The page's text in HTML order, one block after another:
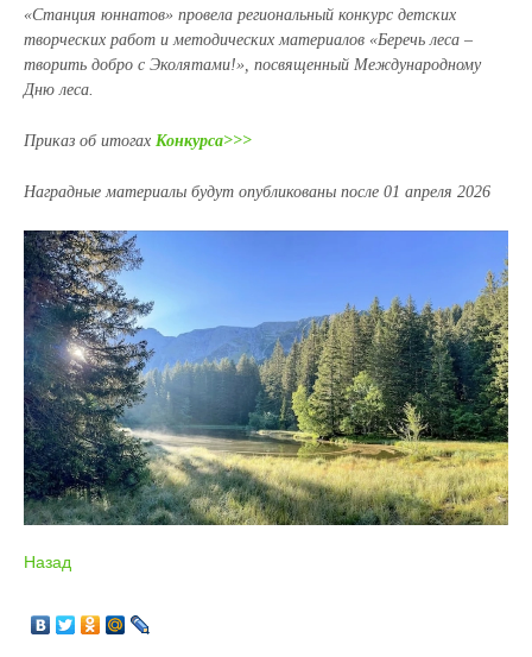
«Станция юннатов» провела региональный конкурс детских
творческих работ и методических материалов «Беречь леса –
творить добро с Эколятами!», посвященный Международному
Дню леса.
Приказ об итогах Конкурса>>>
Наградные материалы будут опубликованы после 01 апреля 2026
Назад